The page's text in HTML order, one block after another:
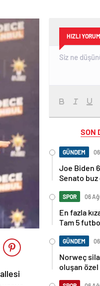
HIZLI
Joe Biden 6
Senato
En fazla
Tam 5
Norweç
oluşan
başlattı.